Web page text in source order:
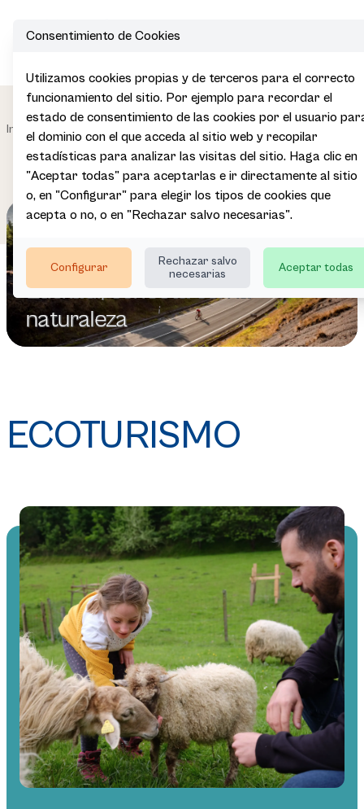
Inicio
Impulsamos
el sector
Desarrollo
de la
Oferta
Turística
|
Participa en
Redes
Especializadas
Euskadi, conecta con la
naturaleza
Euskadi, conecta con la
naturaleza
Euskadi, conecta con la
naturaleza
ECOTURISMO
Consentimiento de Cookies
Utilizamos cookies propias y de terceros para el correcto
funcionamiento del sitio. Por ejemplo para recordar el
estado de consentimiento de las cookies por el usuario
el dominio con el que acceda al sitio web y recopilar
estadísticas para analizar las visitas del sitio. Haga clic en
"Aceptar todas" para aceptarlas e ir directamente al sitio
o, en "Configurar" para elegir los tipos de cookies que
acepta o no, o en "Rechazar salvo necesarias".
Configurar
Rechazar salvo
necesarias
Aceptar todas